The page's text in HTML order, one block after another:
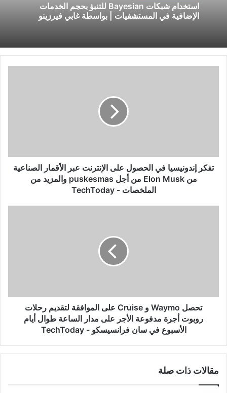
استخدام شبكات Bayesian للتنبؤ بحجم الخدمات
الإضافية في المستشفيات | بواسطة غابي فيرزينو
الصناعية
من
أجل
تفكر إندونيسيا في الحصول على الإنترنت عبر الأقمار الصناعية
من Elon Musk من أجل puskesmas والمزيد من
الملخصات - TechToday
روبوت
مدفوعة
مدار
طوال
تحصل Waymo و Cruise على الموافقة لتقديم رحلات
روبوت أجرة مدفوعة الأجر على مدار الساعة طوال أيام
الأسبوع في سان فرانسيسكو - TechToday
مقالات ذات صلة